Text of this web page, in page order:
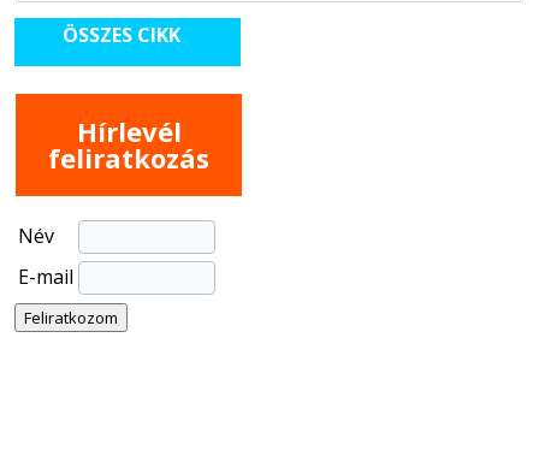
ÖSSZES CIKK
Hírlevél
feliratkozás
Név
E-mail